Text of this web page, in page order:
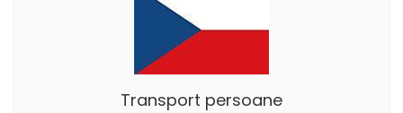
Transport persoane